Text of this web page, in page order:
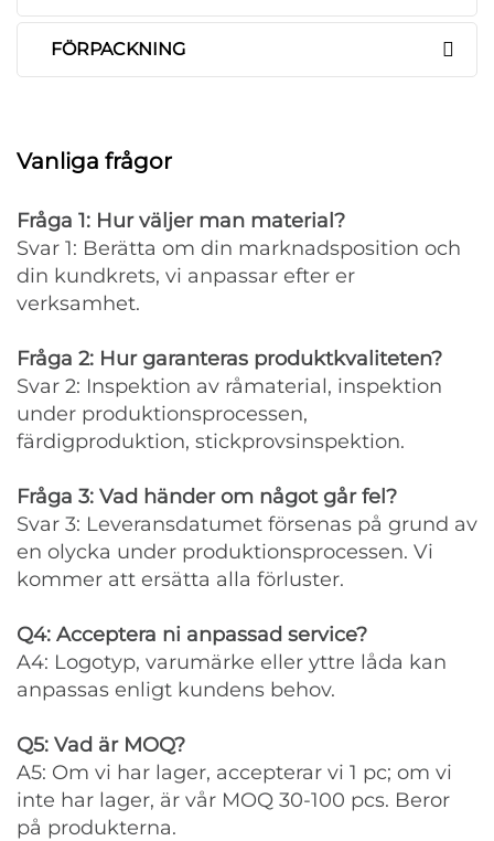
FÖRPACKNING
Vanliga frågor
Fråga 1: Hur väljer man material?
Svar 1: Berätta om din marknadsposition och
din kundkrets, vi anpassar efter er
verksamhet.
Fråga 2: Hur garanteras produktkvaliteten?
Svar 2: Inspektion av råmaterial, inspektion
under produktionsprocessen,
färdigproduktion, stickprovsinspektion.
Fråga 3: Vad händer om något går fel?
Svar 3: Leveransdatumet försenas på grund av
en olycka under produktionsprocessen. Vi
kommer att ersätta alla förluster.
Q4: Acceptera ni anpassad service?
A4: Logotyp, varumärke eller yttre låda kan
anpassas enligt kundens behov.
Q5: Vad är MOQ?
A5: Om vi har lager, accepterar vi 1 pc; om vi
inte har lager, är vår MOQ 30-100 pcs. Beror
på produkterna.